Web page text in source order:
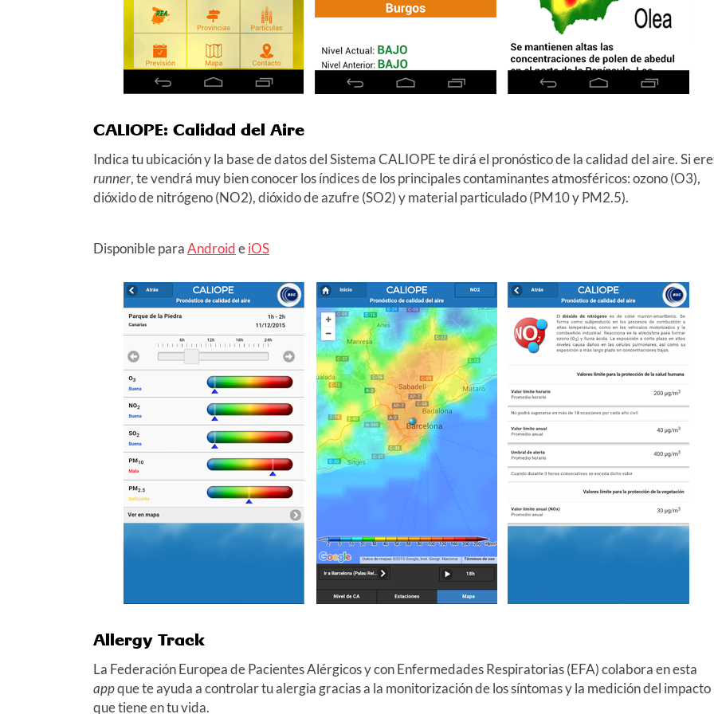
CALIOPE: Calidad del Aire
Indica tu ubicación y la base de datos del Sistema CALIOPE te dirá el pronóstico de la calidad del aire. Si
runner, te vendrá muy bien conocer los índices de los principales contaminantes atmosféricos: ozono (O3),
dióxido de nitrógeno (NO2), dióxido de azufre (SO2) y material particulado (PM10 y PM2.5).
Disponible paraAndroideiOS
Allergy Track
La Federación Europea de Pacientes Alérgicos y con Enfermedades Respiratorias (EFA) colabora en esta
appque te ayuda a controlar tu alergia gracias a la monitorización de los síntomas y la medición del impacto
que tiene en tu vida.